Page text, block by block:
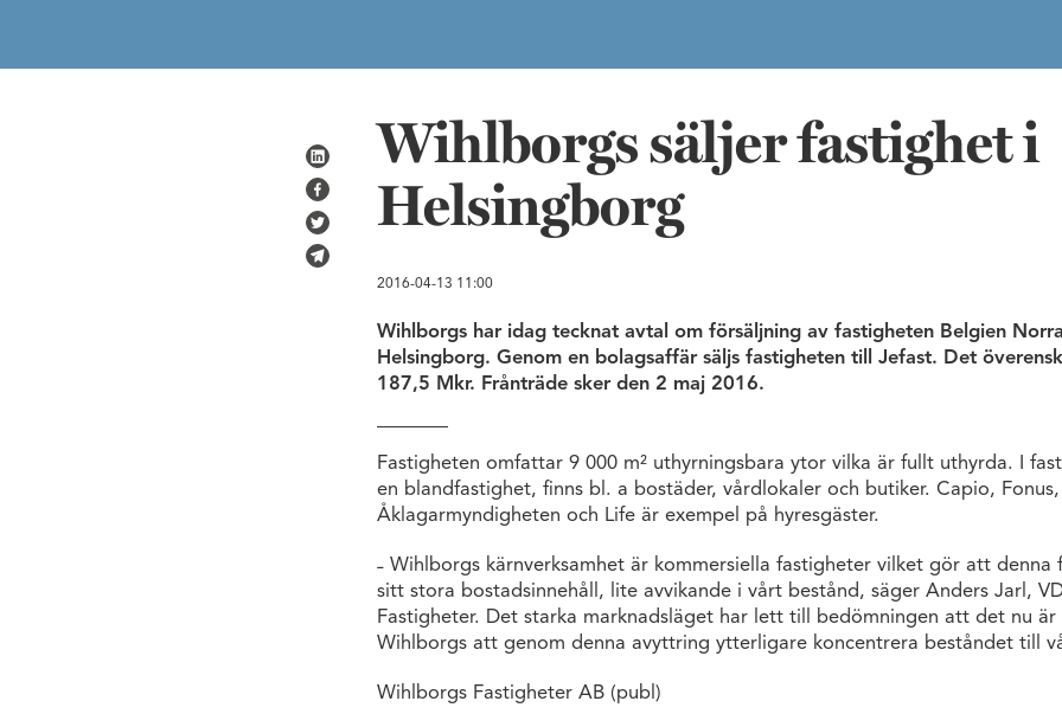
Dela på LinkedIn
Dela på Facebook
Dela på Twitter
Skicka via e-post
Wihlborgs säljer fastighet i
Helsingborg
2016-04-13 11:00
Wihlborgs har idag tecknat avtal om försäljning av fastigheten Belgien
Helsingborg. Genom en bolagsaffär säljs fastigheten till Jefast. Det
187,5 Mkr. Frånträde sker den 2 maj 2016.
Fastigheten omfattar 9 000 m² uthyrningsbara ytor vilka är fullt uthyrda. I
en blandfastighet, finns bl. a bostäder, vårdlokaler och butiker. Capio, Fonus,
Åklagarmyndigheten och Life är exempel på hyresgäster.
˗ Wihlborgs kärnverksamhet är kommersiella fastigheter vilket gör att denna
sitt stora bostadsinnehåll, lite avvikande i vårt bestånd, säger Anders Jarl,
Fastigheter. Det starka marknadsläget har lett till bedömningen att det nu
Wihlborgs att genom denna avyttring ytterligare koncentrera beståndet till
Wihlborgs Fastigheter AB (publ)